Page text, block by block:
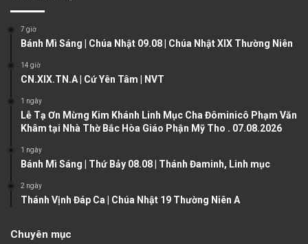
u
p
g
g
7 giờ
Bánh Mì Sáng | Chúa Nhật 09.08 | Chúa Nhật XIX Thường Niên
14 giờ
CN.XIX.TN.A | Cứ Yên Tâm | NVT
1 ngày
Lễ Tạ Ơn Mừng Kim Khánh Linh Mục Cha Đôminicô Phạm Văn
Khâm tại Nhà Thờ Bắc Hòa Giáo Phận Mỹ Tho . 07.08.2026
1 ngày
Bánh Mì Sáng | Thứ Bảy 08.08 | Thánh Đaminh, Linh mục
2 ngày
Thánh Vịnh Đáp Ca | Chúa Nhật 19 Thường Niên A
Chuyên mục